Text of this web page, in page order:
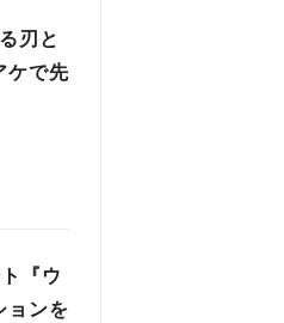
刃と
ケで先
『ウ
ョンを